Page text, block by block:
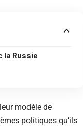
la Russie
modèle de
politiques qu’ils